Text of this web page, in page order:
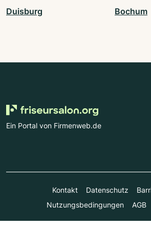
Duisburg Bochum
Ein Portal von Firmenweb.de
Kontakt Datenschutz
Nutzungsbedingungen
AGB